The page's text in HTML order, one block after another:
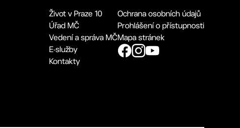
Život v Praze 10
Úřad MČ
Vedení a správa MČ
E-služby
Kontakty
Ochrana osobních údajů
Prohlášení o přístupnosti
Mapa stránek